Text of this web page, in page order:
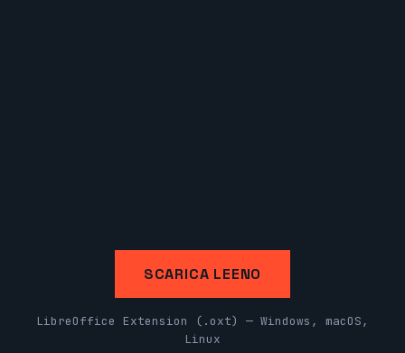
SCARICA LEENO
LibreOffice Extension (.oxt) — Windows, macOS,
Linux